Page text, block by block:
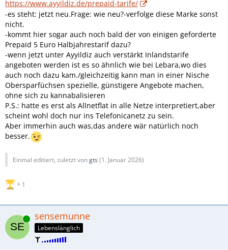
https://www.ayyildiz.de/prepaid-tarife/
-es steht: jetzt neu.Frage: wie neu?-verfolge diese Marke sonst
nicht.
-kommt hier sogar auch noch bald der von einigen geforderte
Prepaid 5 Euro Halbjahrestarif dazu?
-wenn jetzt unter Ayyildiz auch verstärkt Inlandstarife
angeboten werden ist es so ähnlich wie bei Lebara,wo dies
auch noch dazu kam./gleichzeitig kann man in einer Nische
Obersparfüchsen spezielle, günstigere Angebote machen,
ohne sich zu kannabalisieren
P.S.: hatte es erst als Allnetflat in alle Netze interpretiert,aber
scheint wohl doch nur ins Telefonicanetz zu sein.
Aber immerhin auch was,das andere wär natürlich noch
besser.
Einmal editiert, zuletzt vongts(1. Januar 2026)
1
Online sensemunne
Lebenslänglich